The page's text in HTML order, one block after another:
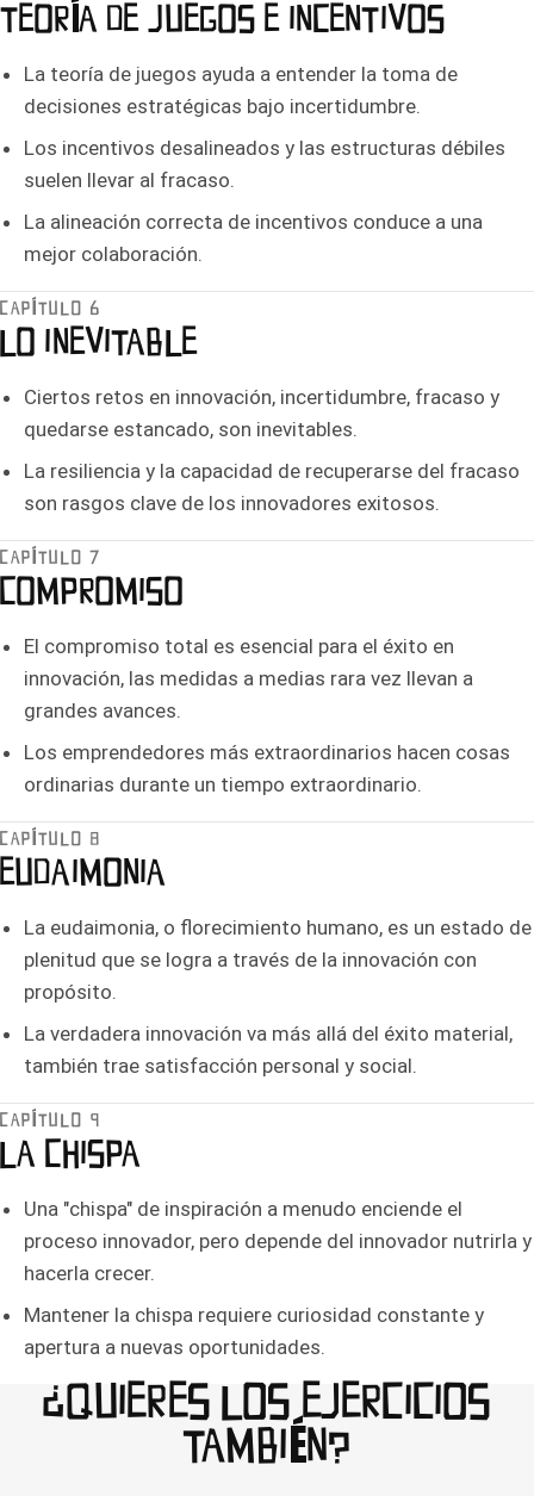
TEORÍA DE JUEGOS E INCENTIVOS
La teoría de juegos ayuda a entender la toma de
decisiones estratégicas bajo incertidumbre.
Los incentivos desalineados y las estructuras débiles
suelen llevar al fracaso.
La alineación correcta de incentivos conduce a una
mejor colaboración.
CAPÍTULO 6
LO INEVITABLE
Ciertos retos en innovación, incertidumbre, fracaso y
quedarse estancado, son inevitables.
La resiliencia y la capacidad de recuperarse del fracaso
son rasgos clave de los innovadores exitosos.
CAPÍTULO 7
COMPROMISO
El compromiso total es esencial para el éxito en
innovación, las medidas a medias rara vez llevan a
grandes avances.
Los emprendedores más extraordinarios hacen cosas
ordinarias durante un tiempo extraordinario.
CAPÍTULO 8
EUDAIMONIA
La eudaimonia, o florecimiento humano, es un estado de
plenitud que se logra a través de la innovación con
propósito.
La verdadera innovación va más allá del éxito material,
también trae satisfacción personal y social.
CAPÍTULO 9
LA CHISPA
Una "chispa" de inspiración a menudo enciende el
proceso innovador, pero depende del innovador nutrirla y
hacerla crecer.
Mantener la chispa requiere curiosidad constante y
apertura a nuevas oportunidades.
¿QUIERES LOS EJERCICIOS
TAMBIÉN?